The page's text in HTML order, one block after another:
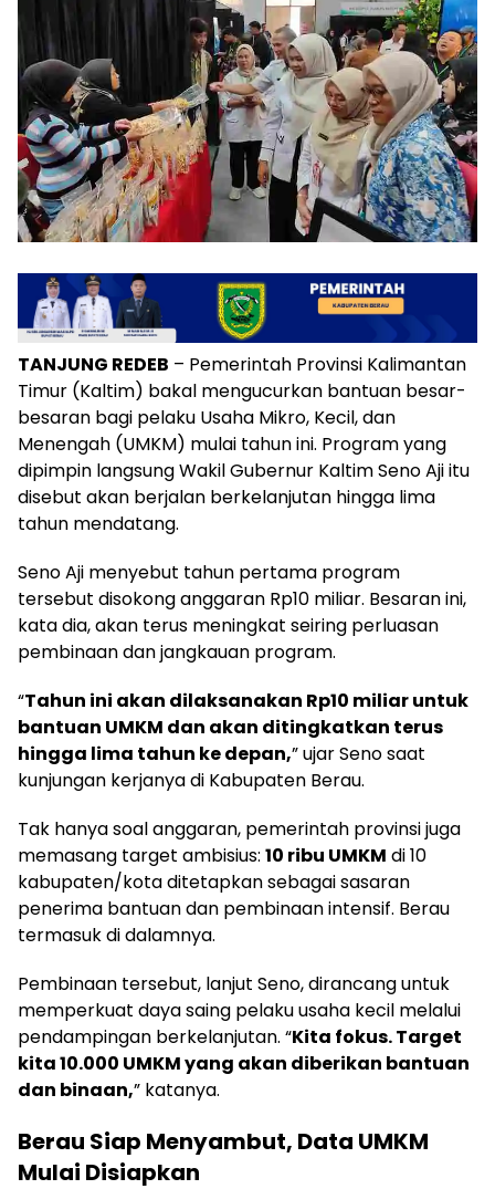
TANJUNG REDEB – Pemerintah Provinsi Kalimantan
Timur (Kaltim) bakal mengucurkan bantuan besar-
besaran bagi pelaku Usaha Mikro, Kecil, dan
Menengah (UMKM) mulai tahun ini. Program yang
dipimpin langsung Wakil Gubernur Kaltim Seno Aji itu
disebut akan berjalan berkelanjutan hingga lima
tahun mendatang.
Seno Aji menyebut tahun pertama program
tersebut disokong anggaran Rp10 miliar. Besaran ini,
kata dia, akan terus meningkat seiring perluasan
pembinaan dan jangkauan program.
“Tahun ini akan dilaksanakan Rp10 miliar untuk
bantuan UMKM dan akan ditingkatkan terus
hingga lima tahun ke depan,” ujar Seno saat
kunjungan kerjanya di Kabupaten Berau.
Tak hanya soal anggaran, pemerintah provinsi juga
memasang target ambisius: 10 ribu UMKM di 10
kabupaten/kota ditetapkan sebagai sasaran
penerima bantuan dan pembinaan intensif. Berau
termasuk di dalamnya.
Pembinaan tersebut, lanjut Seno, dirancang untuk
memperkuat daya saing pelaku usaha kecil melalui
pendampingan berkelanjutan. “Kita fokus. Target
kita 10.000 UMKM yang akan diberikan bantuan
dan binaan,” katanya.
Berau Siap Menyambut, Data UMKM
Mulai Disiapkan